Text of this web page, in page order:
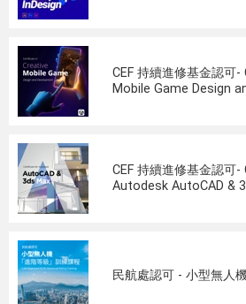
CEF 持續進修基金認
Mobile Game Design
CEF 持續進修基金認
Autodesk AutoCAD &
民航處認可 - 小型無人